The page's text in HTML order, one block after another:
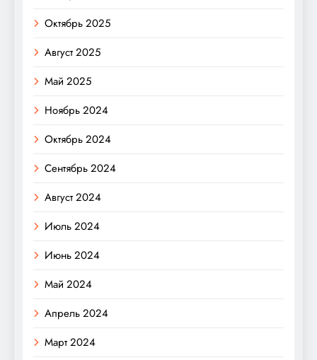
Октябрь 2025
Август 2025
Май 2025
Ноябрь 2024
Октябрь 2024
Сентябрь 2024
Август 2024
Июль 2024
Июнь 2024
Май 2024
Апрель 2024
Март 2024